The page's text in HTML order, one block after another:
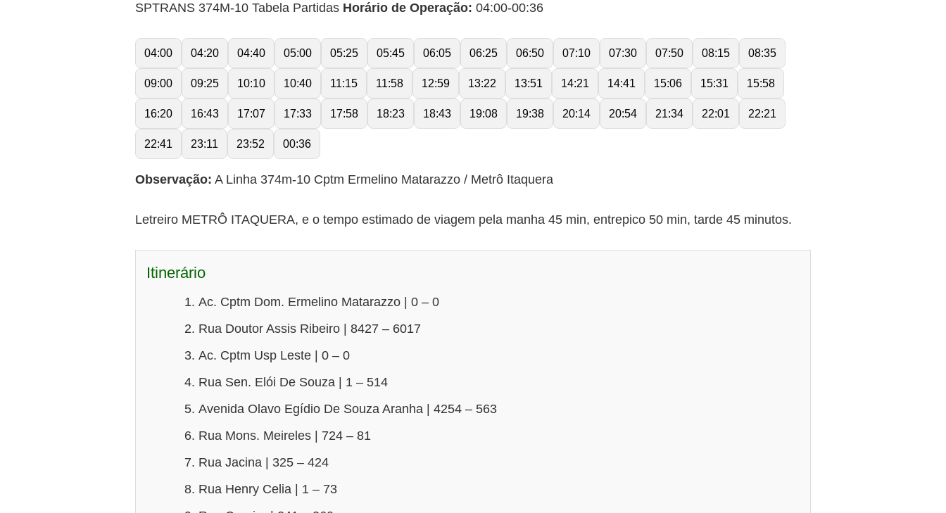
SPTRANS 374M-10 Tabela Partidas Horário de Operação: 04:00-00:36
04:00 04:20 04:40 05:00 05:25 05:45 06:05 06:25 06:50 07:10 07:30 07:50 08:15 08:35
09:00 09:25 10:10 10:40 11:15 11:58 12:59 13:22 13:51 14:21 14:41 15:06 15:31 15:58
16:20 16:43 17:07 17:33 17:58 18:23 18:43 19:08 19:38 20:14 20:54 21:34 22:01 22:21
22:41 23:11 23:52 00:36
Observação: A Linha 374m-10 Cptm Ermelino Matarazzo / Metrô Itaquera
Letreiro METRÔ ITAQUERA, e o tempo estimado de viagem pela manha 45 min, entrepico 50 min, tarde 45 minutos.
Itinerário
Ac. Cptm Dom. Ermelino Matarazzo | 0 – 0
Rua Doutor Assis Ribeiro | 8427 – 6017
Ac. Cptm Usp Leste | 0 – 0
Rua Sen. Elói De Souza | 1 – 514
Avenida Olavo Egídio De Souza Aranha | 4254 – 563
Rua Mons. Meireles | 724 – 81
Rua Jacina | 325 – 424
Rua Henry Celia | 1 – 73